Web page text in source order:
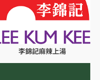
李錦記麻辣上湯